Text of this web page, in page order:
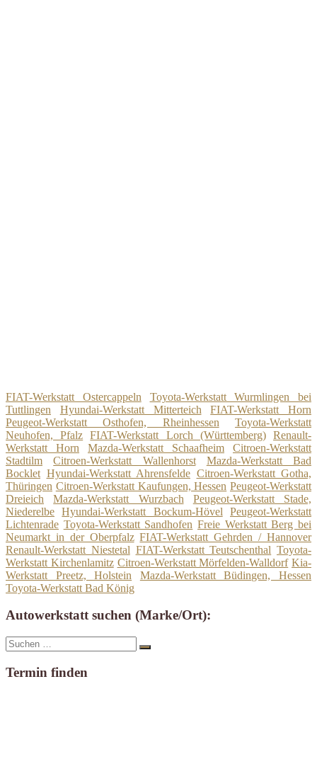
FIAT-Werkstatt Ostercappeln
Toyota-Werkstatt Wurmlingen bei
Tuttlingen
Hyundai-Werkstatt Mitterteich
FIAT-Werkstatt Horn
Peugeot-Werkstatt Osthofen, Rheinhessen
Toyota-Werkstatt
Neuhofen, Pfalz
FIAT-Werkstatt Lorch (Württemberg)
Renault-
Werkstatt Horn
Mazda-Werkstatt Schaafheim
Citroen-Werkstatt
Stadtilm
Citroen-Werkstatt Wallenhorst
Mazda-Werkstatt Bad
Bocklet Hyundai-Werkstatt Ahrensfelde Citroen-Werkstatt Gotha,
Thüringen Citroen-Werkstatt Kaufungen, Hessen Peugeot-Werkstatt
Dreieich
Mazda-Werkstatt Wurzbach
Peugeot-Werkstatt Stade,
Niederelbe
Hyundai-Werkstatt Bockum-Hövel
Peugeot-Werkstatt
Lichtenrade Toyota-Werkstatt Sandhofen Freie Werkstatt Berg bei
Neumarkt in der Oberpfalz FIAT-Werkstatt Gehrden / Hannover
Renault-Werkstatt Niestetal FIAT-Werkstatt Teutschenthal Toyota-
Werkstatt Kirchenlamitz Citroen-Werkstatt Mörfelden-Walldorf Kia-
Werkstatt Preetz, Holstein
Mazda-Werkstatt Büdingen, Hessen
Toyota-Werkstatt Bad König
Autowerkstatt suchen (Marke/Ort):
Suche
nach:
Suchen
Termin finden